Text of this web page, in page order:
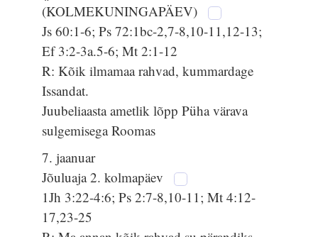
(KOLMEKUNINGAPÄEV)
Js 60:1-6; Ps 72:1bc-2,7-8,10-11,12-13;
Ef 3:2-3a.5-6; Mt 2:1-12
R: Kõik ilmamaa rahvad, kummardage
Issandat.
Juubeliaasta ametlik lõpp Püha värava
sulgemisega Roomas
7. jaanuar
Jõuluaja 2. kolmapäev
1Jh 3:22-4:6; Ps 2:7-8,10-11; Mt 4:12-
17,23-25